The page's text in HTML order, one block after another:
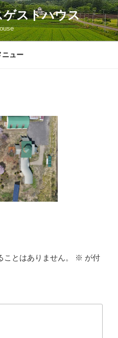
ゲストハウス
ニュー
とはありません。 ※ が付